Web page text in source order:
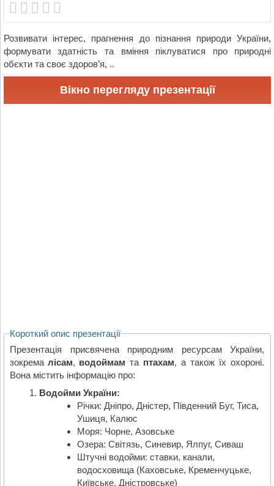
Розвивати інтерес, прагнення до пізнання природи України,
формувати здатність та вміння піклуватися про природні
обєкти та своє здоров’я, ..
Вікно перегляду презентації
Короткий опис презентації
Презентація присвячена природним ресурсам України,
зокремалісам, водоймам та птахам, а також їх охороні.
Вона містить інформацію про:
Водойми України:
Річки: Дніпро, Дністер, Південний Буг, Тиса,
Ушиця, Калюс
Моря: Чорне, Азовське
Озера: Світязь, Синевир, Ялпуг, Сиваш
Штучні водойми: ставки, канали,
водосховища (Каховське, Кременчуцьке,
Київське, Дністровське)